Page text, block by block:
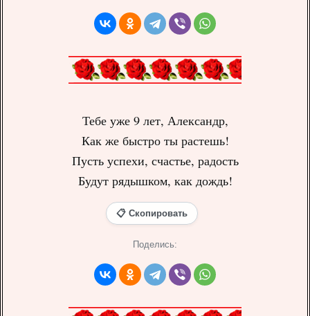
Тебе уже 9 лет, Александр,
Как же быстро ты растешь!
Пусть успехи, счастье, радость
Будут рядышком, как дождь!
📋 Скопировать
Поделись: